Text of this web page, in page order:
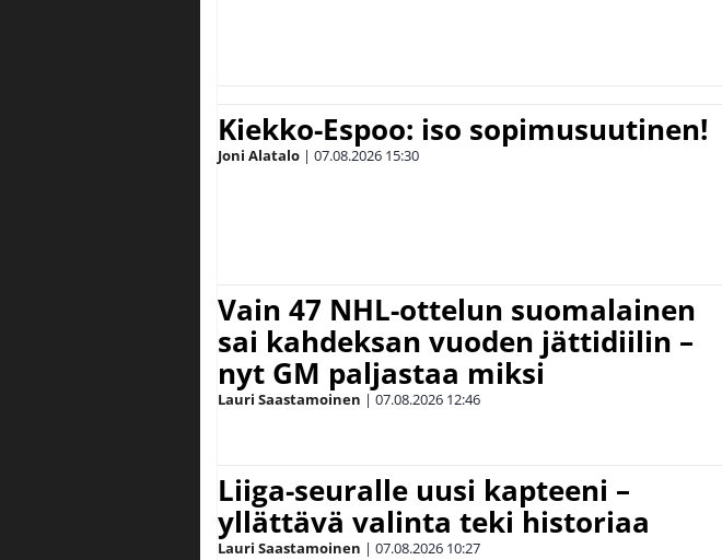
Kiekko-Espoo: iso sopimusuutinen!
Joni Alatalo | 07.08.2026 15:30
Vain 47 NHL-ottelun suomalainen
sai kahdeksan vuoden jättidiilin –
nyt GM paljastaa miksi
Lauri Saastamoinen | 07.08.2026 12:46
Liiga-seuralle uusi kapteeni –
yllättävä valinta teki historiaa
Lauri Saastamoinen | 07.08.2026 10:27